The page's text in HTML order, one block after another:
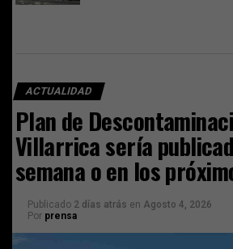
ACTUALIDAD
Plan de
Villarrica sería
semana o en los
Publicado 2 días atrás en Agosto 4, 2026
Por prensa